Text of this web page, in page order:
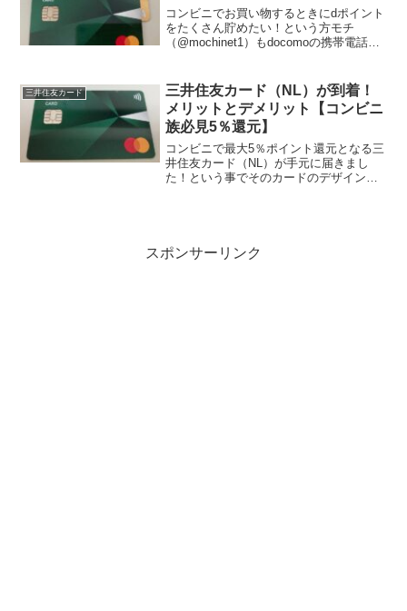
コンビニでお買い物するときにdポイント
をたくさん貯めたい！という方モチ
（@mochinet1）もdocomoの携帯電話も
っともっとdポイントをたくさん貯めたい
というこ...
三井住友カード
三井住友カード（NL）が到着！
メリットとデメリット【コンビニ
族必見5％還元】
コンビニで最大5％ポイント還元となる三
井住友カード（NL）が手元に届きまし
た！という事でそのカードのデザインや
スポンサーリンク